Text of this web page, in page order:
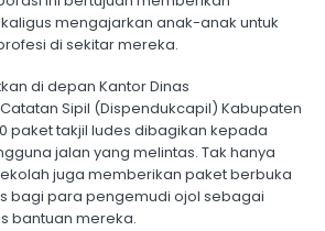
mengajarkan anak-anak untuk
di sekitar mereka.
di depan Kantor Dinas
Sipil (Dispendukcapil) Kabupaten
paket takjil ludes dibagikan kepada
jalan yang melintas. Tak hanya
juga memberikan paket berbuka
bagi para pengemudi ojol sebagai
bantuan mereka.